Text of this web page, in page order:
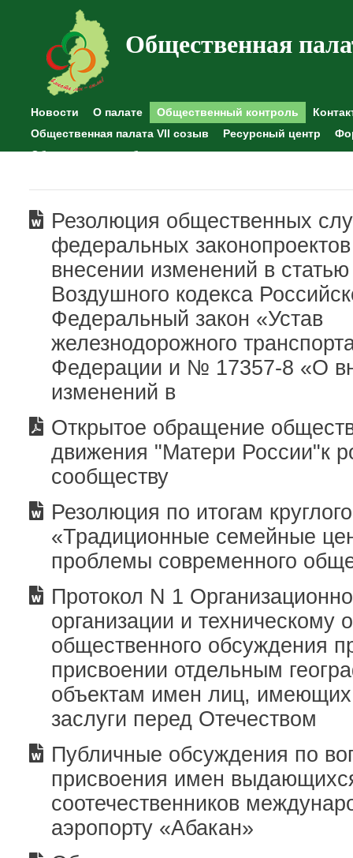
Общественная
Новости О палате Общественный контроль
Общественная палата VII созыв
Ресурсный центр
Общественные наблюдения
Резолюция общественных
федеральных
внесении изменений в
Воздушного кодекса
Федеральный закон «Устав
железнодорожного
Федерации и № 17357-8 «О
изменений в
Открытое обращение
движения "Матери России"к
сообществу
Резолюция по итогам
«Традиционные семейные
проблемы современного
Протокол N 1
организации и техническому
общественного обсуждения
присвоении отдельным
объектам имен лиц,
заслуги перед Отечеством
Публичные обсуждения по
присвоения имен
соотечественников
аэропорту «Абакан»